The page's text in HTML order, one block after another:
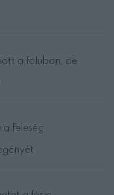
a faluban, de
a feleség